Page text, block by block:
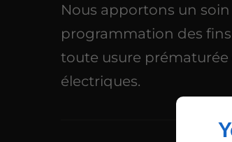
Nous apportons un
programmation des
toute usure
électriques.